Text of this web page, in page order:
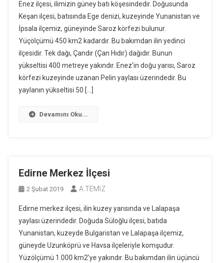
Enez ilçesi, ilimizin güney batı köşesindedir. Doğusunda
Keşan ilçesi, batısında Ege denizi, kuzeyinde Yunanistan ve
İpsala ilçemiz, güneyinde Saroz körfezi bulunur.
Yüçölçümü 450 km2 kadardır. Bu bakımdan ilin yedinci
ilçesidir. Tek dağı, Çandır (Çan Hıdır) dağıdır. Bunun
yükseltisi 400 metreye yakındır. Enez’in doğu yarısı, Saroz
körfezi kuzeyinde uzanan Pelin yaylası üzerindedir. Bu
yaylanın yükseltisi 50 […]
Devamını Oku...
Edirne Merkez İlçesi
2 Şubat 2019 A.TEMİZ
Edirne merkez ilçesi, ilin kuzey yarısında ve Lalapaşa
yaylası üzerindedir. Doğuda Süloğlu ilçesi, batıda
Yunanistan, kuzeyde Bulgaristan ve Lalapaşa ilçemiz,
güneyde Uzunköprü ve Havsa ilçeleriyle komşudur.
Yüzölçümü 1.000 km2’ye yakındır. Bu bakımdan ilin üçüncü